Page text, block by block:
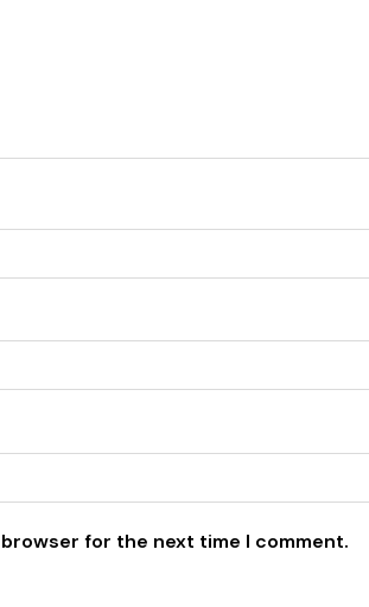
for the next time I comment.